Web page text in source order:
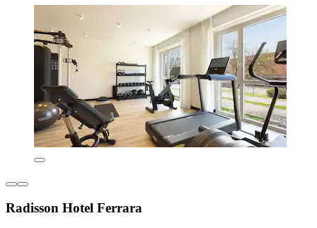
Radisson Hotel Ferrara